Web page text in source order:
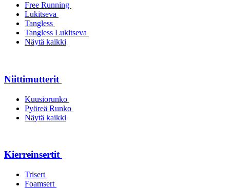
Free Running
Lukitseva
Tangless
Tangless Lukitseva
Näytä kaikki
Niittimutterit
Kuusiorunko
Pyöreä Runko
Näytä kaikki
Kierreinsertit
Trisert
Foamsert